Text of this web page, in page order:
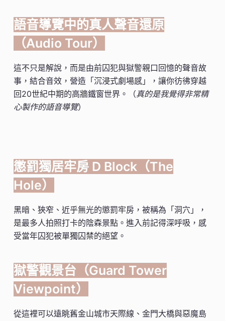
語音導覽中的真人聲音還原
（Audio Tour）
這不只是解說，而是由前囚犯與獄警親口回憶的聲音故
事，結合音效，營造「沉浸式劇場感」，讓你彷彿穿越
回20世紀中期的高牆鐵窗世界。（真的是我覺得非常精
心製作的語音導覽）
懲罰獨居牢房 D Block（The
Hole）
黑暗、狹窄、近乎無光的懲罰牢房，被稱為「洞穴」，
是最多人拍照打卡的陰森景點。進入前記得深呼吸，感
受當年囚犯被單獨囚禁的絕望。
獄警觀景台（Guard Tower
Viewpoint）
從這裡可以遠眺舊金山城市天際線、金門大橋與惡魔島